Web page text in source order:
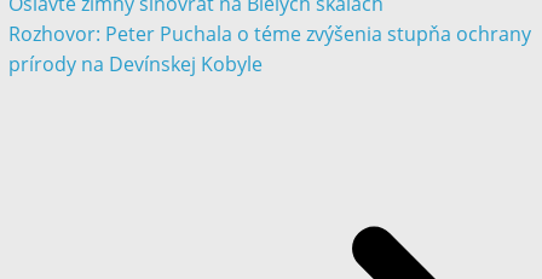
Rozhovor: Peter Puchala o téme zvýšenia stupňa ochrany
prírody na Devínskej Kobyle